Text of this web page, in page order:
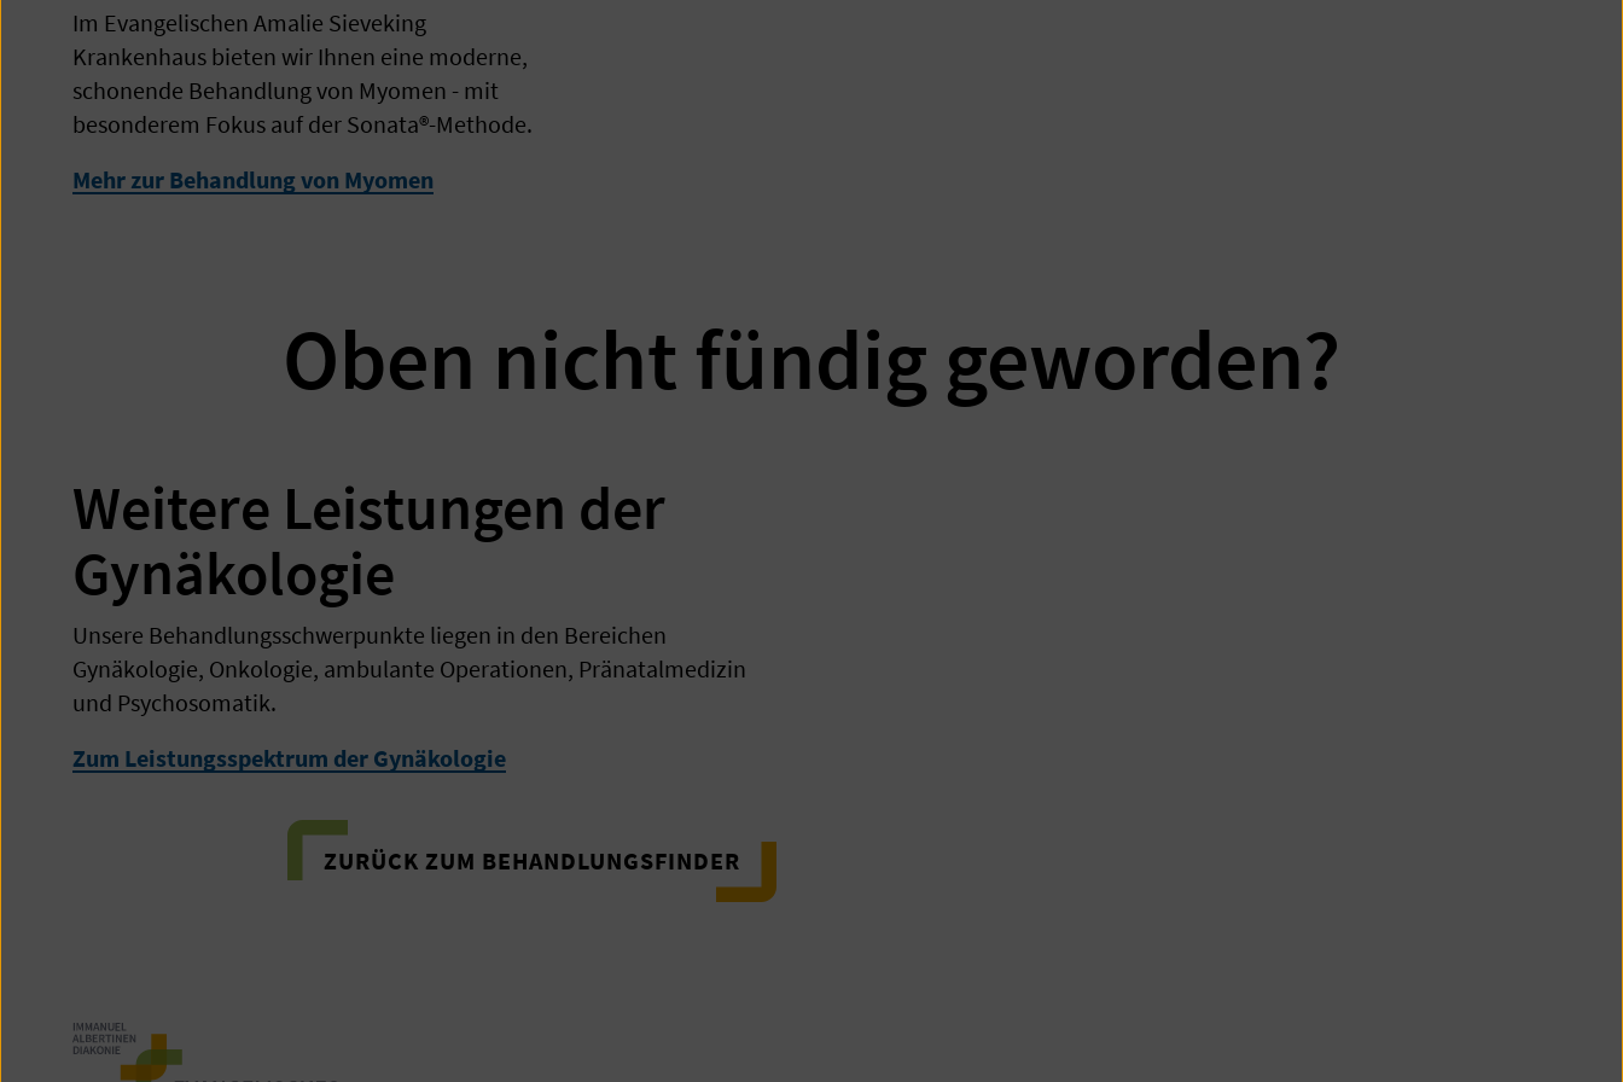
Im Evangelischen Amalie Sieveking
Krankenhaus bieten wir Ihnen eine moderne,
schonende Behandlung von Myomen - mit
besonderem Fokus auf der Sonata®-Methode.
Mehr zur Behandlung von Myomen
Oben nicht fündig geworden?
Weitere Leistungen der
Gynäkologie
Unsere Behandlungsschwerpunkte liegen in den Bereichen
Gynäkologie, Onkologie, ambulante Operationen, Pränatalmedizin
und Psychosomatik.
Zum Leistungsspektrum der Gynäkologie
ZURÜCK ZUM BEHANDLUNGSFINDER